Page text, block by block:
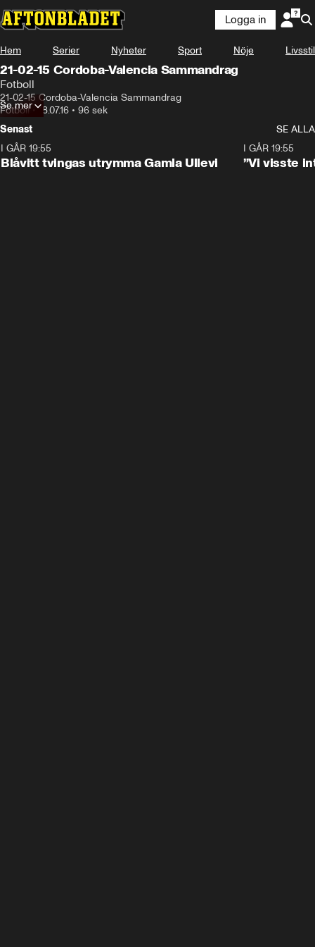
Logga in
Hem Serier Nyheter Sport Nöje Livsstil
21-02-15 Cordoba-Valencia Sammandrag
Fotboll
21-02-15 Cordoba-Valencia Sammandrag
Fotboll•18.07.16 • 96 sek
Se mer
Senast
SE ALLA
I GÅR 19:55
Blåvitt tvingas utrymma Gamla Ullevi
I GÅR 19:55
”Vi visste